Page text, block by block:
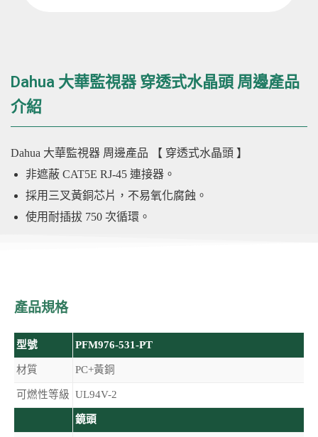
Dahua 大華監視器 穿透式水晶頭 周邊產品
介紹
Dahua 大華監視器 周邊產品 【 穿透式水晶頭 】
非遮蔽 CAT5E RJ-45 連接器。
採用三叉黃銅芯片，不易氧化腐蝕。
使用耐插拔 750 次循環。
產品規格
型號 PFM976-531-PT
材質 PC+黃銅
可燃性等級 UL94V-2
鏡頭